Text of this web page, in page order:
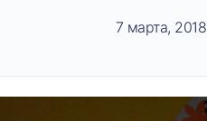
7 марта, 2018